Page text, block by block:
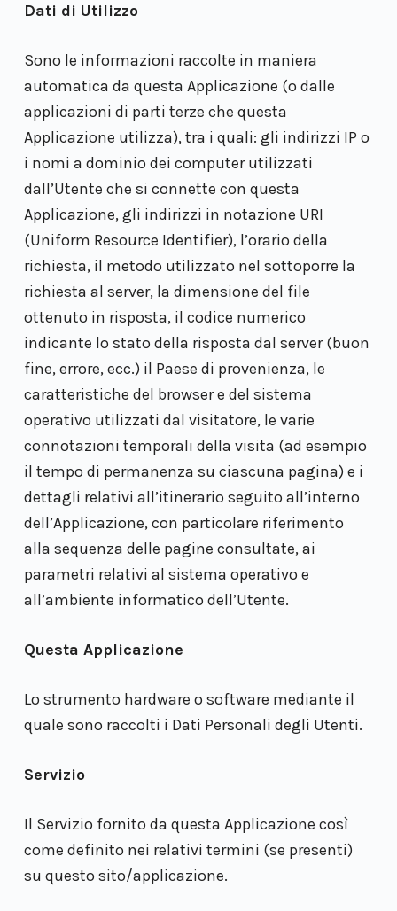
Dati di Utilizzo
Sono le informazioni raccolte in maniera
automatica da questa Applicazione (o dalle
applicazioni di parti terze che questa
Applicazione utilizza), tra i quali: gli indirizzi IP o
i nomi a dominio dei computer utilizzati
dall’Utente che si connette con questa
Applicazione, gli indirizzi in notazione URI
(Uniform Resource Identifier), l’orario della
richiesta, il metodo utilizzato nel sottoporre la
richiesta al server, la dimensione del file
ottenuto in risposta, il codice numerico
indicante lo stato della risposta dal server (buon
fine, errore, ecc.) il Paese di provenienza, le
caratteristiche del browser e del sistema
operativo utilizzati dal visitatore, le varie
connotazioni temporali della visita (ad esempio
il tempo di permanenza su ciascuna pagina) e i
dettagli relativi all’itinerario seguito all’interno
dell’Applicazione, con particolare riferimento
alla sequenza delle pagine consultate, ai
parametri relativi al sistema operativo e
all’ambiente informatico dell’Utente.
Questa Applicazione
Lo strumento hardware o software mediante il
quale sono raccolti i Dati Personali degli Utenti.
Servizio
Il Servizio fornito da questa Applicazione così
come definito nei relativi termini (se presenti)
su questo sito/applicazione.